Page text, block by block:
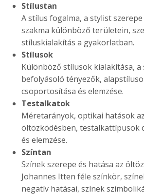
Stílustan
A stílus fogalma, a stylist
szakma különböző területein,
stíluskialakítás a gyakorlatban.
Stílusok
Különböző stílusok kialakítása,
befolyásoló tényezők,
csoportosítása és elemzése.
Testalkatok
Méretarányok, optikai hatások az
öltözködésben, testalkattípusok
és elemzése.
Színtan
Színek szerepe és hatása az
Johannes Itten féle színkör,
negatív hatásai, színek